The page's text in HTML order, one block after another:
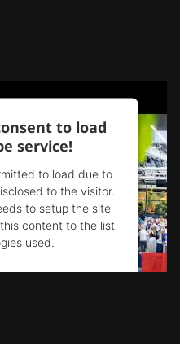
to load
service!
to load due to
to the visitor.
to setup the site
content to the list
used.
Consent